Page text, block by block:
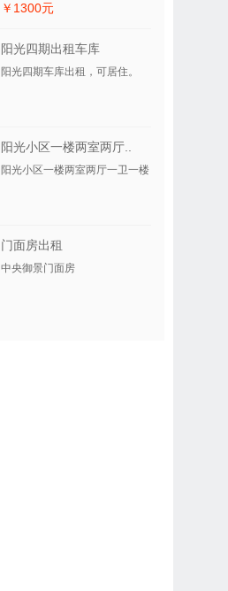
￥1300元
阳光四期出租车库
阳光四期车库出租，可居住。
阳光小区一楼两室两厅..
阳光小区一楼两室两厅一卫一楼
门面房出租
中央御景门面房